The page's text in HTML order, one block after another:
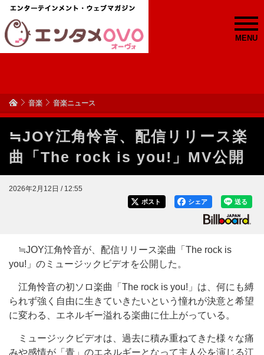
MENU
音楽 音楽ニュース
≒JOY江角怜音、配信リリース楽
曲「The rock is you!」MV公開
2026年2月12日 / 12:55
送る
シェア
ポスト
≒JOY江角怜音が、配信リリース楽曲「The rock is
you!」のミュージックビデオを公開した。
江角怜音の初ソロ楽曲「The rock is you!」は、何にも縛
られず強く自由に生きていきたいという憧れが決意と希望
に変わる、エネルギー溢れる楽曲に仕上がっている。
ミュージックビデオは、過去に積み重ねてきた様々な痛
みや感情が「青」のエネルギーとなって主人公を演じる江